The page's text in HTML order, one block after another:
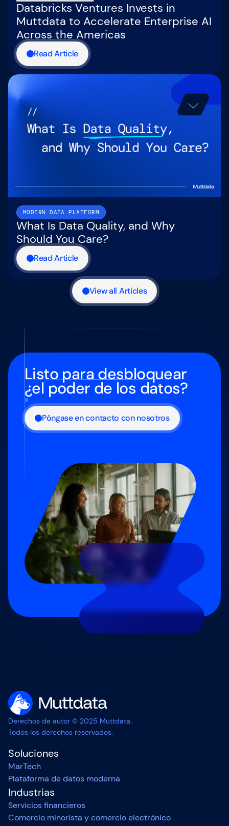
Databricks Ventures Invests in
Muttdata to Accelerate Enterprise AI
Across the Americas
Read Article
MODERN DATA PLATFORM
What Is Data Quality, and Why
Should You Care?
Read Article
View all Articles
Listo para desbloquear
¿el poder de los datos?
Póngase en contacto con nosotros
Derechos de autor © 2025 Muttdata.
Todos los derechos reservados.
Soluciones
MarTech
Plataforma de datos moderna
Industrias
Servicios financieros
Comercio minorista y comercio electrónico